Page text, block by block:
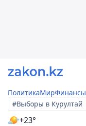
ПолитикаМирФинансы
#Выборы в Курултай
+23°